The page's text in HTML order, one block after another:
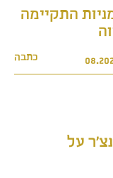
התקיימה
כתבה
על